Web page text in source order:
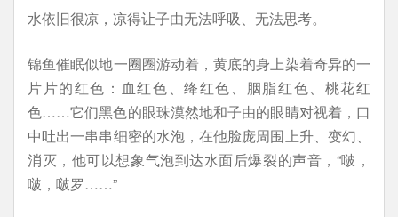
水依旧很凉，凉得让子由无法呼吸、无法思考。
锦鱼催眠似地一圈圈游动着，黄底的身上染着奇异的一
片片的红色：血红色、绛红色、胭脂红色、桃花红
色……它们黑色的眼珠漠然地和子由的眼睛对视着，口
中吐出一串串细密的水泡，在他脸庞周围上升、变幻、
消灭，他可以想象气泡到达水面后爆裂的声音，“啵，
啵，啵罗……”